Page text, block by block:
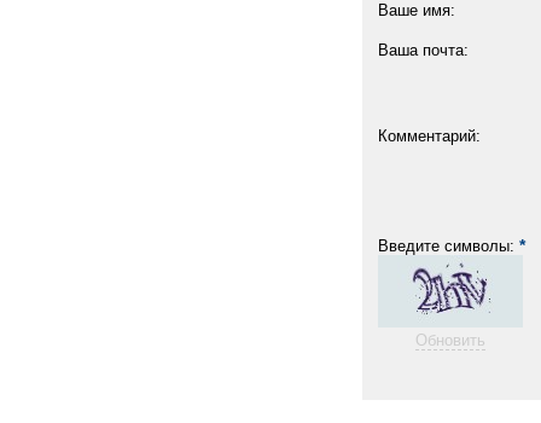
Ваше имя:
Ваша почта:
Комментарий:
Введите символы: *
Обновить